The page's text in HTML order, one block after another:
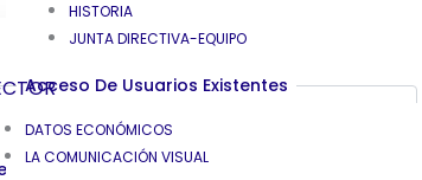
HISTORIA
JUNTA DIRECTIVA-EQUIPO
DATOS ECONÓMICOS
LA COMUNICACIÓN VISUAL
Acceso De Usuarios Existentes
De Usuario O Correo Electrónico